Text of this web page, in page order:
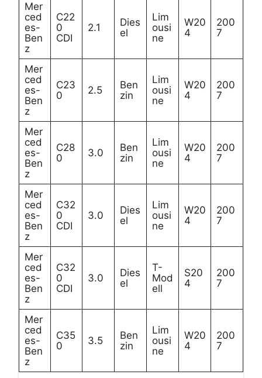
Mer
ced
es-
Ben
z
C22
0
CDI
2.1
Dies
el
Lim
ousi
ne
W20
4
200
7
Mer
ced
es-
Ben
z
C23
0
2.5
Ben
zin
Lim
ousi
ne
W20
4
200
7
Mer
ced
es-
Ben
z
C28
0
3.0
Ben
zin
Lim
ousi
ne
W20
4
200
7
Mer
ced
es-
Ben
z
C32
0
CDI
3.0
Dies
el
Lim
ousi
ne
W20
4
200
7
Mer
ced
es-
Ben
z
C32
0
CDI
3.0
Dies
el
T-
Mod
ell
S20
4
200
7
Mer
ced
es-
Ben
z
C35
0
3.5
Ben
zin
Lim
ousi
ne
W20
4
200
7